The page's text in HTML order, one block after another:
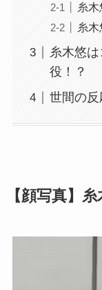
糸
糸
糸木悠
役！？
世間の
【顔写真】